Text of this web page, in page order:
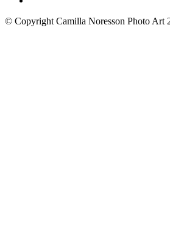
© Copyright Camilla Noresson Photo Art